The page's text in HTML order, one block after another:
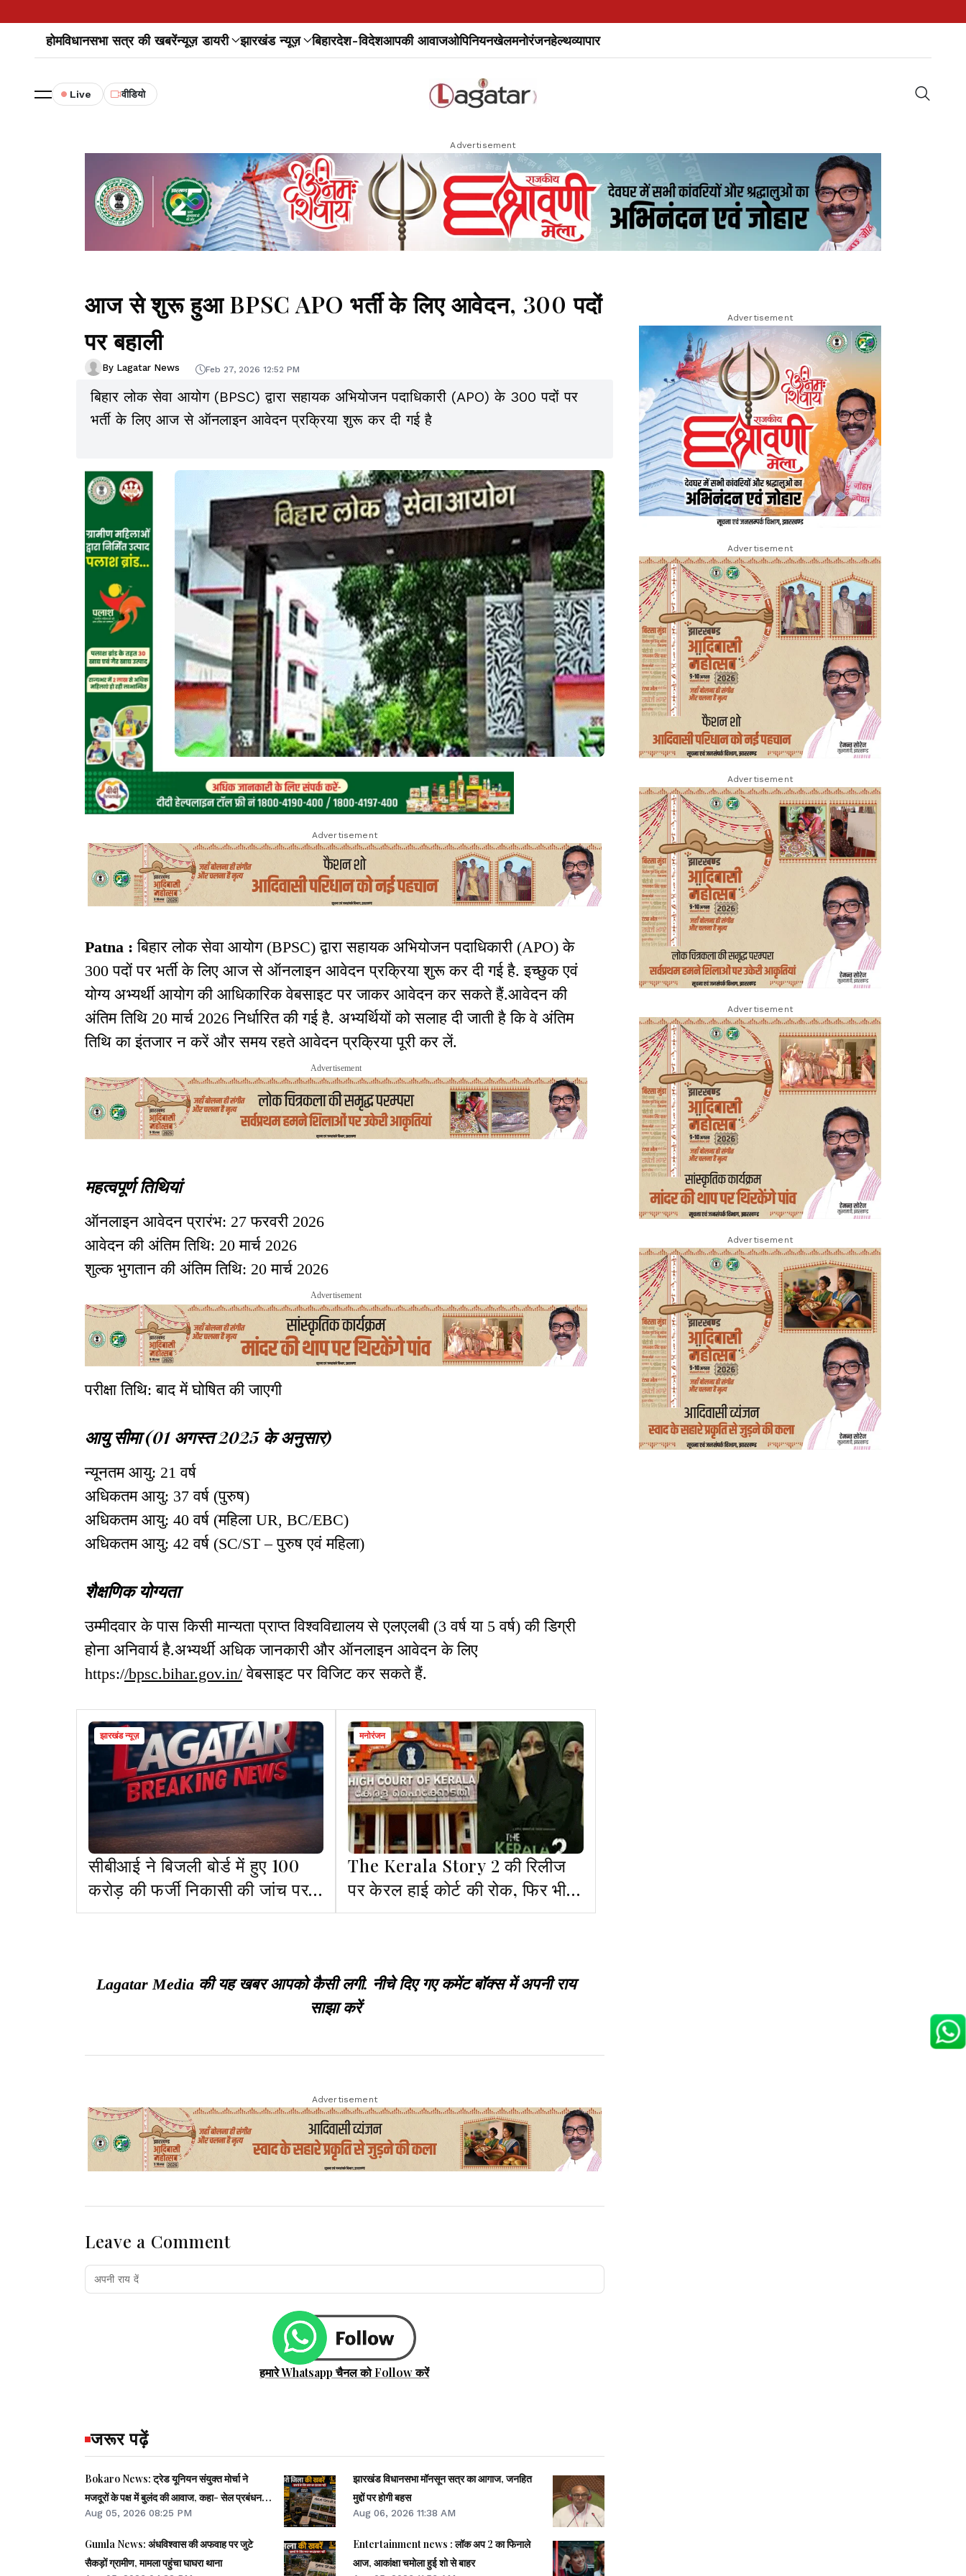
होमविधानसभा सत्र की खबरेंन्यूज़ डायरी झारखंड न्यूज़ बिहारदेश-विदेशआपकी आवाजओपिनियनखेलमनोरंजनहेल्थव्यापार
Live वीडियो
Advertisement
आज से शुरू हुआ BPSC APO भर्ती के लिए आवेदन, 300 पदों
पर बहाली
By Lagatar News Feb 27, 2026 12:52 PM
बिहार लोक सेवा आयोग (BPSC) द्वारा सहायक अभियोजन पदाधिकारी (APO) के 300 पदों पर
भर्ती के लिए आज से ऑनलाइन आवेदन प्रक्रिया शुरू कर दी गई है
Advertisement
Patna :बिहार लोक सेवा आयोग (BPSC) द्वारा सहायक अभियोजन पदाधिकारी (APO) के
300 पदों पर भर्ती के लिए आज से ऑनलाइन आवेदन प्रक्रिया शुरू कर दी गई है. इच्छुक एवं
योग्य अभ्यर्थी आयोग की आधिकारिक वेबसाइट पर जाकर आवेदन कर सकते हैं.आवेदन की
अंतिम तिथि 20 मार्च 2026 निर्धारित की गई है. अभ्यर्थियों को सलाह दी जाती है कि वे अंतिम
तिथि का इंतजार न करें और समय रहते आवेदन प्रक्रिया पूरी कर लें.
Advertisement
महत्वपूर्ण तिथियां
ऑनलाइन आवेदन प्रारंभ: 27 फरवरी 2026
आवेदन की अंतिम तिथि: 20 मार्च 2026
शुल्क भुगतान की अंतिम तिथि: 20 मार्च 2026
Advertisement
परीक्षा तिथि: बाद में घोषित की जाएगी
आयु सीमा (01 अगस्त 2025 के अनुसार)
न्यूनतम आयु: 21 वर्ष
अधिकतम आयु: 37 वर्ष (पुरुष)
अधिकतम आयु: 40 वर्ष (महिला UR, BC/EBC)
अधिकतम आयु: 42 वर्ष (SC/ST – पुरुष एवं महिला)
शैक्षणिक योग्यता
उम्मीदवार के पास किसी मान्यता प्राप्त विश्वविद्यालय से एलएलबी (3 वर्ष या 5 वर्ष) की डिग्री
होना अनिवार्य है.अभ्यर्थी अधिक जानकारी और ऑनलाइन आवेदन के लिए
https://bpsc.bihar.gov.in/ वेबसाइट पर विजिट कर सकते हैं.
झारखंड न्यूज़
सीबीआई ने बिजली बोर्ड में हुए 100
करोड़ की फर्जी निकासी की जांच पर
अपनी सहमति दी
मनोरंजन
The Kerala Story 2 की रिलीज
पर केरल हाई कोर्ट की रोक, फिर भी
बिक रहे टिकट
Lagatar Media की यह खबर आपको कैसी लगी. नीचे दिए गए कमेंट बॉक्स में अपनी राय
साझा करें
Advertisement
Leave a Comment
हमारे Whatsapp चैनल को Follow करें
जरूर पढ़ें
Bokaro News: ट्रेड यूनियन संयुक्त मोर्चा ने
मजदूरों के पक्ष में बुलंद की आवाज, कहा- सेल प्रबंधन
को झुकना पड़ेगा
Aug 05, 2026 08:25 PM
Gumla News: अंधविश्वास की अफवाह पर जुटे
सैकड़ों ग्रामीण, मामला पहुंचा घाघरा थाना
झारखंड विधानसभा मॉनसून सत्र का आगाज, जनहित
मुद्दों पर होगी बहस
Aug 06, 2026 11:38 AM
Entertainment news : लॉक अप 2 का फिनाले
आज, आकांक्षा चमोला हुई शो से बाहर
Advertisement
Advertisement
Advertisement
Advertisement
Advertisement